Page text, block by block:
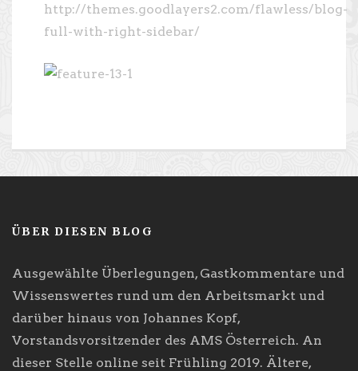
http://themes.goodlayers2.com/flawless/blog-
full-with-right-sidebar/
ÜBER DIESEN BLOG
Ausgewählte Überlegungen, Gastkommentare und
Wissenswertes rund um den Arbeitsmarkt und
darüber hinaus von Johannes Kopf,
Vorstandsvorsitzender des AMS Österreich. An
dieser Stelle online seit Frühling 2019. Ältere,